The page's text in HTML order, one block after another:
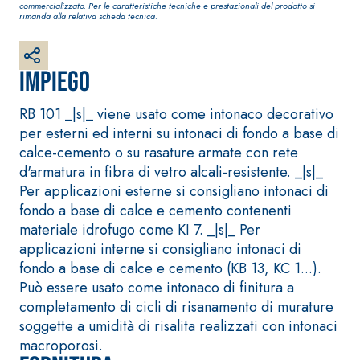
Impiego
RB 101 _|s|_ viene usato come intonaco decorativo
per esterni ed interni su intonaci di fondo a base di
calce-cemento o su rasature armate con rete
d'armatura in fibra di vetro alcali-resistente. _|s|_
Per applicazioni esterne si consigliano intonaci di
fondo a base di calce e cemento contenenti
materiale idrofugo come KI 7. _|s|_ Per
applicazioni interne si consigliano intonaci di
fondo a base di calce e cemento (KB 13, KC 1...).
Può essere usato come intonaco di finitura a
completamento di cicli di risanamento di murature
soggette a umidità di risalita realizzati con intonaci
macroporosi.
commercializzato. Per le caratteristiche tecniche e prestazionali del prodotto si
rimanda alla relativa scheda tecnica.
fibrorinforzato a
ed esterni
Sistema RIPRISTINO
DEL CALCESTRUZZO
PRODOTTI
TIXOTROPICI
GEOACTIVE R4 40
Malta rapida
contenente speciali
leganti
Sistema POSA
PAVIMENTI E
RIVESTIMENTI
FASSAFLOOR –
FONDI DI POSA
FASSAFLOOR LA 8.
30
Lisciatura
autolivellante a